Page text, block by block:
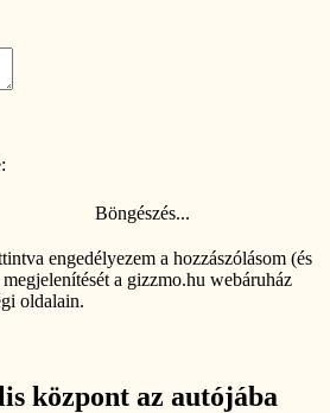
Böngészés...
engedélyezem a hozzászólásom (és
a gizzmo.hu webáruház
oldalain.
központ az autójába